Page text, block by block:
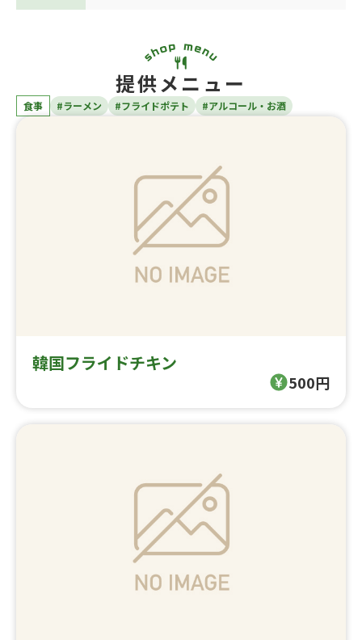
提供メニュー
食事 #ラーメン #フライドポテト #アルコール・お酒
韓国フライドチキン
500円